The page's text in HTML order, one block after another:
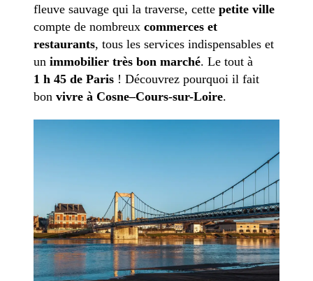
fleuve sauvage qui la traverse, cette petite ville
compte de nombreux commerces et
restaurants, tous les services indispensables et
un immobilier très bon marché. Le tout à
1 h 45 de Paris! Découvrez pourquoi il fait
bon vivre à Cosne–Cours-sur-Loire.